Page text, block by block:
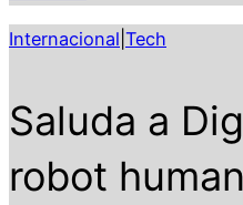
Internacional Tech
Saluda a
robot